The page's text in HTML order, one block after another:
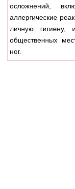
Нормы
исследований
Обратная связь
FAQ
осложнений,
аллергические
личную гигиену,
общественных
ног.